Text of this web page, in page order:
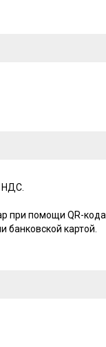
НДС.
при помощи QR-кода.
картой.